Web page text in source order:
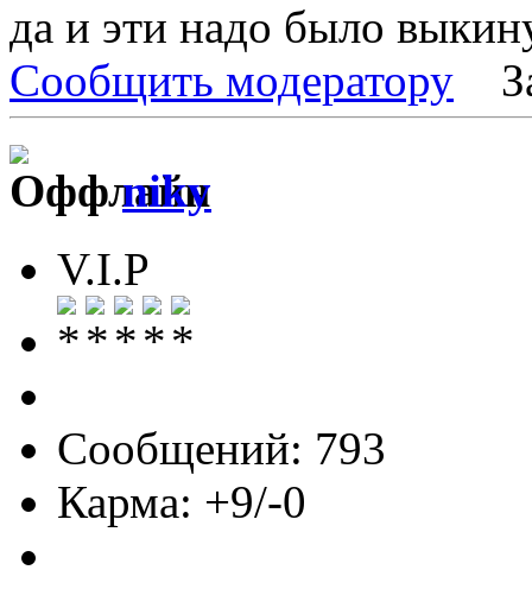
да и эти надо было
Сообщить модератору
niky
V.I.P
Сообщений: 793
Карма: +9/-0